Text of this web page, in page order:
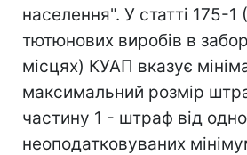
населення". У статті 175-1
тютюнових виробів в
місцях) КУАП вказує
максимальний розмір
частину 1 - штраф від
неоподатковуваних